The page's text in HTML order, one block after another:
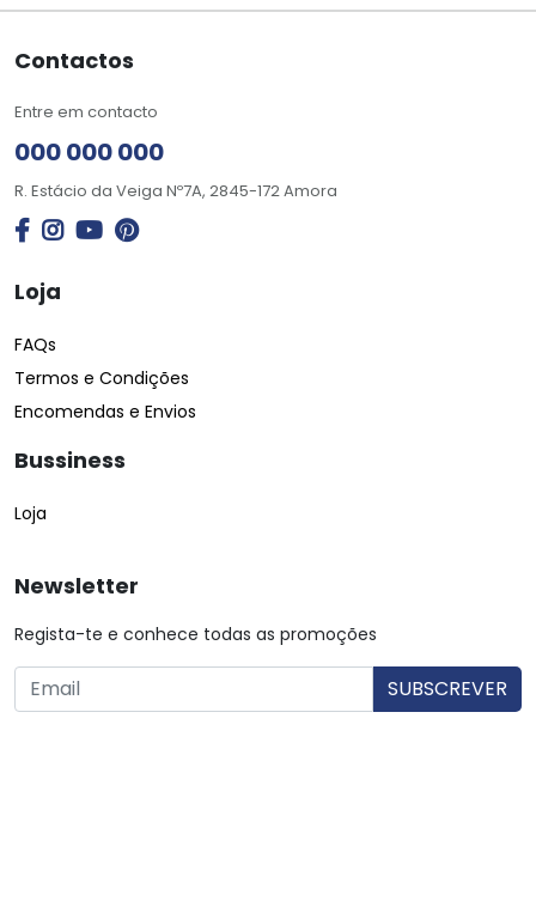
Contactos
Entre em contacto
000 000 000
R. Estácio da Veiga Nº7A, 2845-172 Amora
Loja
FAQs
Termos e Condições
Encomendas e Envios
Bussiness
Loja
Newsletter
Regista-te e conhece todas as promoções